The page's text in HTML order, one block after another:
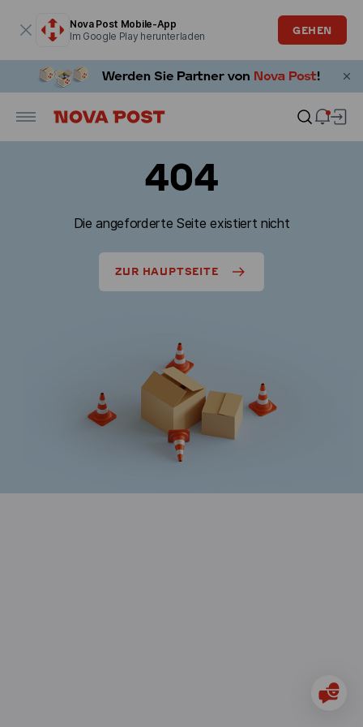
Nova Post Mobile-App
Im Google Play herunterladen
GEHEN
404
Die angeforderte Seite existiert nicht
ZUR HAUPTSEITE